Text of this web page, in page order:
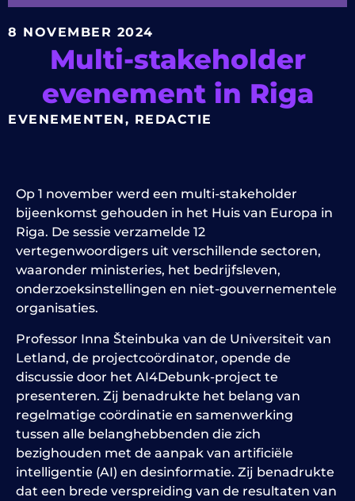
8 NOVEMBER 2024
Multi-stakeholder
evenement in Riga
EVENEMENTEN, REDACTIE
Op 1 november werd een multi-stakeholder
bijeenkomst gehouden in het Huis van Europa in
Riga. De sessie verzamelde 12
vertegenwoordigers uit verschillende sectoren,
waaronder ministeries, het bedrijfsleven,
onderzoeksinstellingen en niet-gouvernementele
organisaties.
Professor Inna Šteinbuka van de Universiteit van
Letland, de projectcoördinator, opende de
discussie door het AI4Debunk-project te
presenteren. Zij benadrukte het belang van
regelmatige coördinatie en samenwerking
tussen alle belanghebbenden die zich
bezighouden met de aanpak van artificiële
intelligentie (AI) en desinformatie. Zij benadrukte
dat een brede verspreiding van de resultaten van